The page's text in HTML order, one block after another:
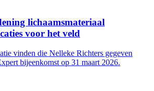
lichaamsmateriaal
voor het veld
vinden die Nelleke Richters gegeven
bijeenkomst op 31 maart 2026.